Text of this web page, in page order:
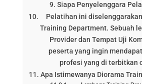
Siapa Penyelenggara
Pelatihan ini
Training Department. Sebuah
Provider dan Tempat Uji
peserta yang ingin
profesi yang di terbitkan
Apa Istimewanya Diorama